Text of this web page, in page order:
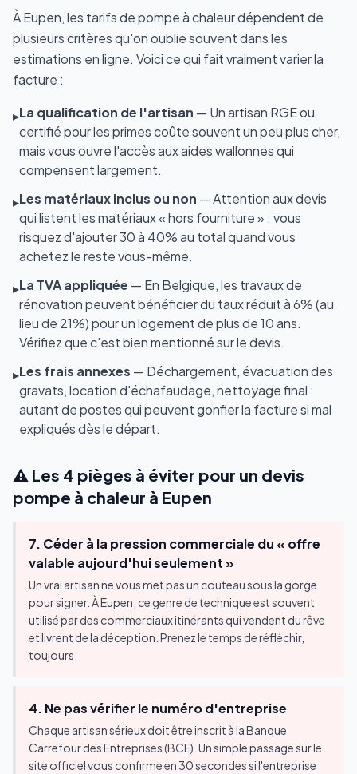
À Eupen, les tarifs de pompe à chaleur dépendent de
plusieurs critères qu'on oublie souvent dans les
estimations en ligne. Voici ce qui fait vraiment varier la
facture :
▸La qualification de l'artisan — Un artisan RGE ou
certifié pour les primes coûte souvent un peu plus cher,
mais vous ouvre l'accès aux aides wallonnes qui
compensent largement.
▸Les matériaux inclus ou non — Attention aux devis
qui listent les matériaux « hors fourniture » : vous
risquez d'ajouter 30 à 40% au total quand vous
achetez le reste vous-même.
▸La TVA appliquée — En Belgique, les travaux de
rénovation peuvent bénéficier du taux réduit à 6% (au
lieu de 21%) pour un logement de plus de 10 ans.
Vérifiez que c'est bien mentionné sur le devis.
▸Les frais annexes — Déchargement, évacuation des
gravats, location d'échafaudage, nettoyage final :
autant de postes qui peuvent gonfler la facture si mal
expliqués dès le départ.
⚠️ Les 4 pièges à éviter pour un devis
pompe à chaleur à Eupen
7. Céder à la pression commerciale du « offre
valable aujourd'hui seulement »
Un vrai artisan ne vous met pas un couteau sous la gorge
pour signer. À Eupen, ce genre de technique est souvent
utilisé par des commerciaux itinérants qui vendent du rêve
et livrent de la déception. Prenez le temps de réfléchir,
toujours.
4. Ne pas vérifier le numéro d'entreprise
Chaque artisan sérieux doit être inscrit à la Banque
Carrefour des Entreprises (BCE). Un simple passage sur le
site officiel vous confirme en 30 secondes si l'entreprise